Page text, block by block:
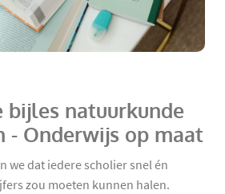
bijles natuurkunde
- Onderwijs op maat
we dat iedere scholier snel én
zou moeten kunnen halen.